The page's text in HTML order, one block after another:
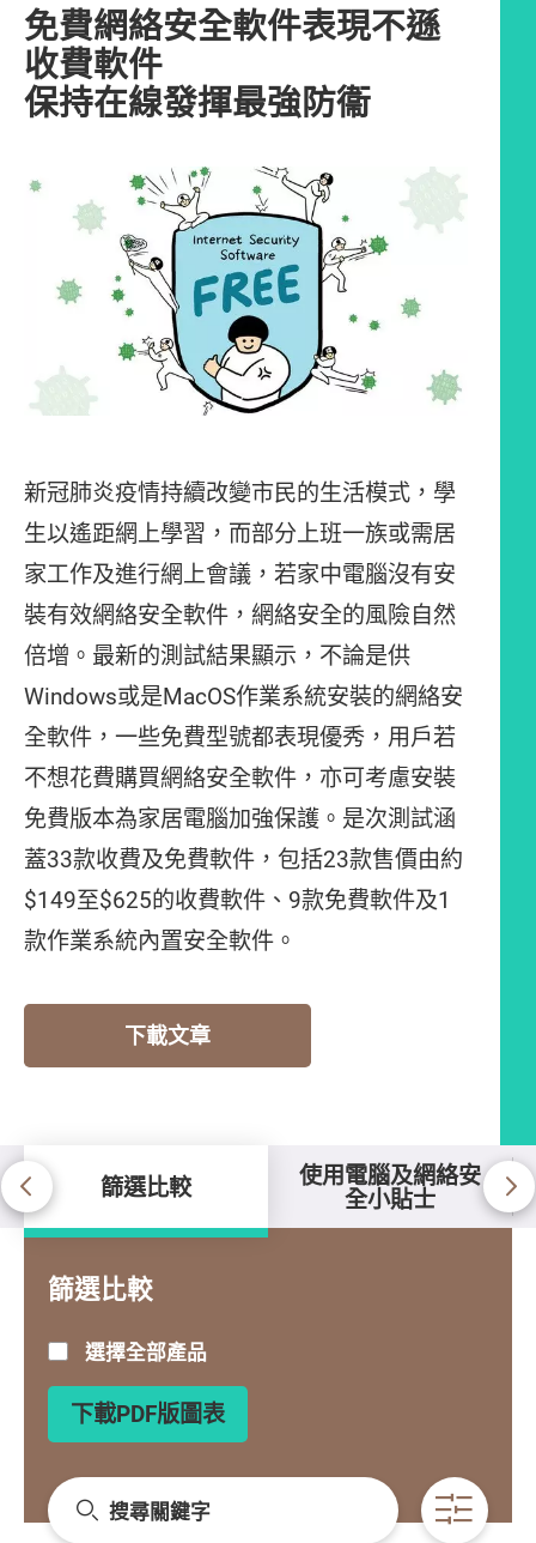
免費網絡安全軟件表現不遜
收費軟件
保持在線發揮最強防衞
新冠肺炎疫情持續改變市民的生活模式，學
生以遙距網上學習，而部分上班一族或需居
家工作及進行網上會議，若家中電腦沒有安
裝有效網絡安全軟件，網絡安全的風險自然
倍增。最新的測試結果顯示，不論是供
Windows或是MacOS作業系統安裝的網絡安
全軟件，一些免費型號都表現優秀，用戶若
不想花費購買網絡安全軟件，亦可考慮安裝
免費版本為家居電腦加強保護。是次測試涵
蓋33款收費及免費軟件，包括23款售價由約
$149至$625的收費軟件、9款免費軟件及1
款作業系統內置安全軟件。
下載文章
篩選比較 使用電腦及網絡安
全小貼士
篩選比較
篩選比較
選擇全部產品
下載PDF版圖表
開啟條